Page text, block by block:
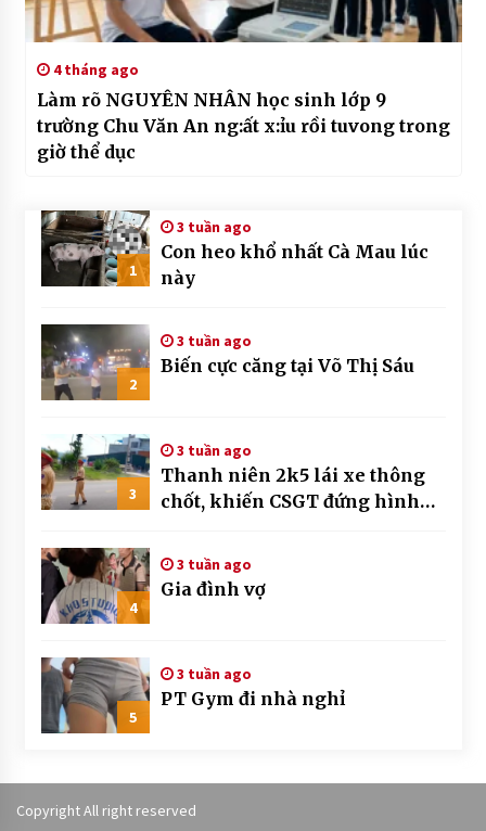
4 tháng ago
Làm rõ NGUYÊN NHÂN học sinh lớp 9
trường Chu Văn An ng:ất x:ỉu rồi tuvong trong
giờ thể dục
1
3 tuần ago
Con heo khổ nhất Cà Mau lúc
này
2
3 tuần ago
Biến cực căng tại Võ Thị Sáu
3
3 tuần ago
Thanh niên 2k5 lái xe thông
chốt, khiến CSGT đứng hình
4
3 tuần ago
Gia đình vợ
5
3 tuần ago
PT Gym đi nhà nghỉ
Copyright All right reserved